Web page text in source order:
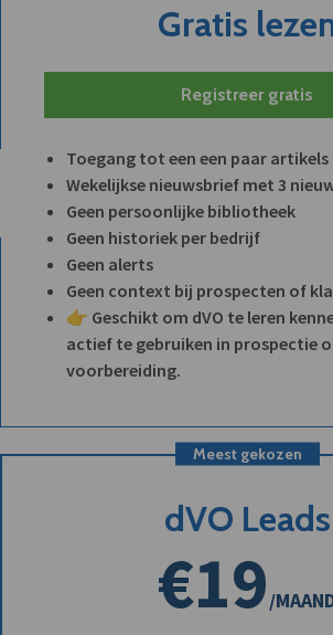
Gratis
Registreer gratis
Toegang tot een een paar artikels
Wekelijkse nieuwsbrief met 3
Geen persoonlijke bibliotheek
Geen historiek per bedrijf
Geen alerts
Geen context bij prospecten of
👉 Geschikt om dVO te leren
actief te gebruiken in prospectie
voorbereiding.
Meest gekozen
dVO Leads
€19/